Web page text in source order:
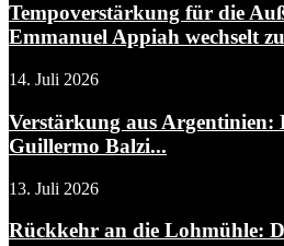
Tempoverstärkung für die
Emmanuel Appiah wechselt
14. Juli 2026
Verstärkung aus
Guillermo Balzi...
13. Juli 2026
Rückkehr an die Lohmühle: